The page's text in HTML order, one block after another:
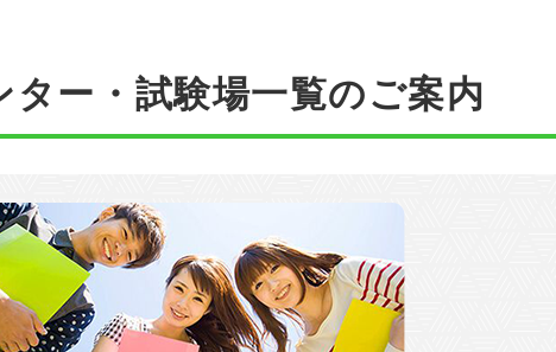
徳島 香川 愛媛 高知
九州/沖縄エリア
ター・試験場一覧のご案内